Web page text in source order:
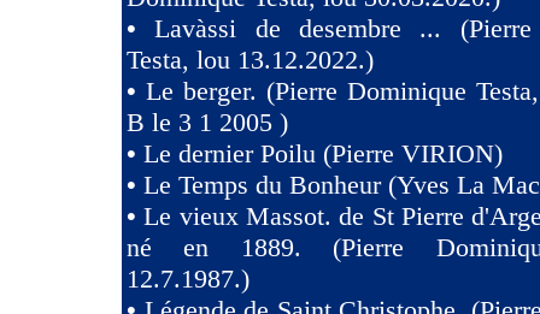
•Lavàssi de desembre ...
Testa, lou 13.12.2022.)
• Le berger. (Pierre Dominique
B le 3 1 2005 )
• Le dernier Poilu (Pierre VIRION)
• Le Temps du Bonheur (Yves La
•Le vieux Massot. de St Pierre
né en 1889. (Pierre
12.7.1987.)